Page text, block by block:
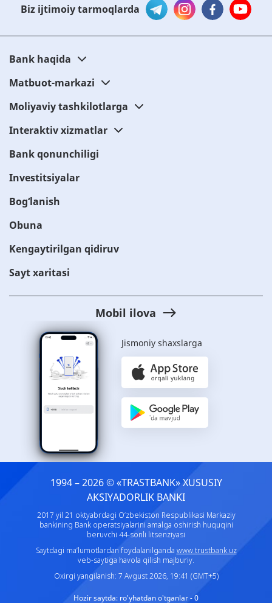
Biz ijtimoiy tarmoqlarda
Bank haqida
Matbuot-markazi
Moliyaviy tashkilotlarga
Interaktiv xizmatlar
Bank qonunchiligi
Investitsiyalar
Bog‘lanish
Obuna
Kengaytirilgan qidiruv
Sayt xaritasi
Mobil ilova
Jismoniy shaxslarga
1994 – 2026 © «TRASTBANK» ХUSUSIY
AKSIYADORLIK BANKI
2017 yil 21 oktyabrdagi O‘zbekiston Respublikasi Markaziy
bankining Bank operatsiyalarini amalga oshirish huquqini
beruvchi 44-sonli litsenziyasi
Saytdagi ma’lumotlardan foydalanilganda www.trustbank.uz
veb-saytiga havola qilish majburiy.
Oxirgi yangilanish: 7 Avgust 2026, 19:41 (GMT+5)
Hozir saytda: ro'yhatdan o'tganlar - 0